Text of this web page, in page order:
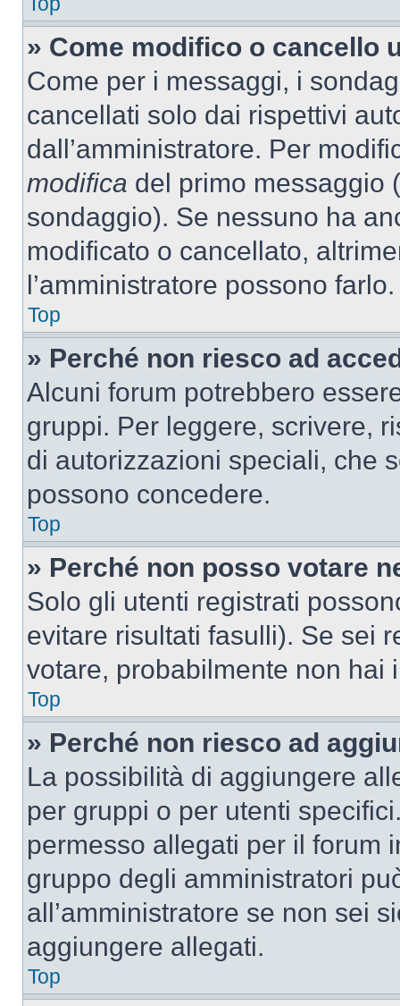
» Come modifico o cancello
Come per i messaggi, i
cancellati solo dai rispettivi
dall’amministratore. Per
modifica del primo messaggio
sondaggio). Se nessuno ha
modificato o cancellato,
l’amministratore possono farlo.
Top
» Perché non riesco ad
Alcuni forum potrebbero
gruppi. Per leggere, scrivere,
di autorizzazioni speciali, che
possono concedere.
Top
» Perché non posso votare
Solo gli utenti registrati
evitare risultati fasulli). Se sei
votare, probabilmente non hai
Top
» Perché non riesco ad
La possibilità di aggiungere
per gruppi o per utenti
permesso allegati per il forum
gruppo degli amministratori
all’amministratore se non sei
aggiungere allegati.
Top